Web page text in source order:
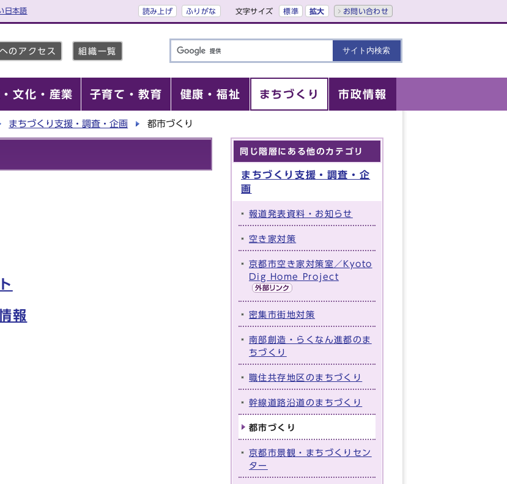
日本語 読み上げ ふりがな 文字サイズ 標準 拡大 お問い合わせ
のアクセス 組織一覧
文化・産業 子育て・教育 健康・福祉 まちづくり 市政情報
まちづくり支援・調査・企画 都市づくり
報
同じ階層にある他のカテゴリ
まちづくり支援・調査・企
画
報道発表資料・お知らせ
空き家対策
京都市空き家対策室／Kyoto
Dig Home Project
密集市街地対策
南部創造・らくなん進都のま
ちづくり
職住共存地区のまちづくり
幹線道路沿道のまちづくり
都市づくり
京都市景観・まちづくりセン
ター